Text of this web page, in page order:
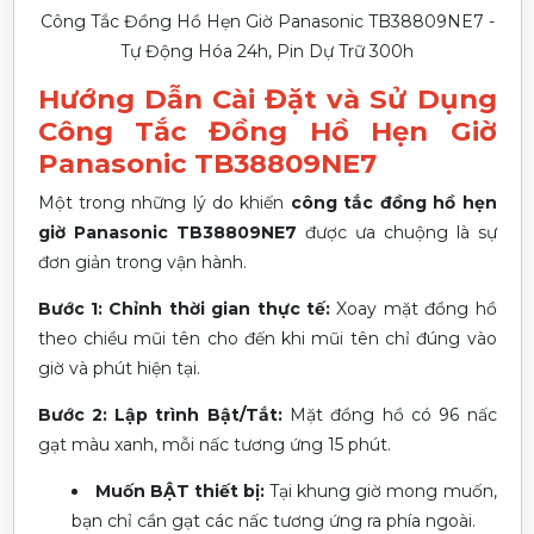
Công Tắc Đồng Hồ Hẹn Giờ Panasonic TB38809NE7 -
Tự Động Hóa 24h, Pin Dự Trữ 300h
Hướng Dẫn Cài Đặt và Sử Dụng
Công Tắc Đồng Hồ Hẹn Giờ
Panasonic TB38809NE7
Một trong những lý do khiến công tắc đồng hồ hẹn
giờ Panasonic TB38809NE7 được ưa chuộng là sự
đơn giản trong vận hành.
Bước 1: Chỉnh thời gian thực tế:Xoay mặt đồng hồ
theo chiều mũi tên cho đến khi mũi tên chỉ đúng vào
giờ và phút hiện tại.
Bước 2: Lập trình Bật/Tắt:Mặt đồng hồ có 96 nấc
gạt màu xanh, mỗi nấc tương ứng 15 phút.
Muốn BẬT thiết bị:Tại khung giờ mong muốn,
bạn chỉ cần gạt các nấc tương ứng ra phía ngoài.